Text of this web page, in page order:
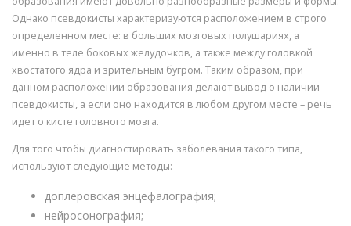
Однако псевдокисты характеризуются расположением в строго
определенном месте: в больших мозговых полушариях, а
именно в теле боковых желудочков, а также между головкой
хвостатого ядра и зрительным бугром. Таким образом, при
данном расположении образования делают вывод о наличии
псевдокисты, а если оно находится в любом другом месте – речь
идет о кисте головного мозга.
Для того чтобы диагностировать заболевания такого типа,
используют следующие методы:
доплеровская энцефалография;
нейросонография;